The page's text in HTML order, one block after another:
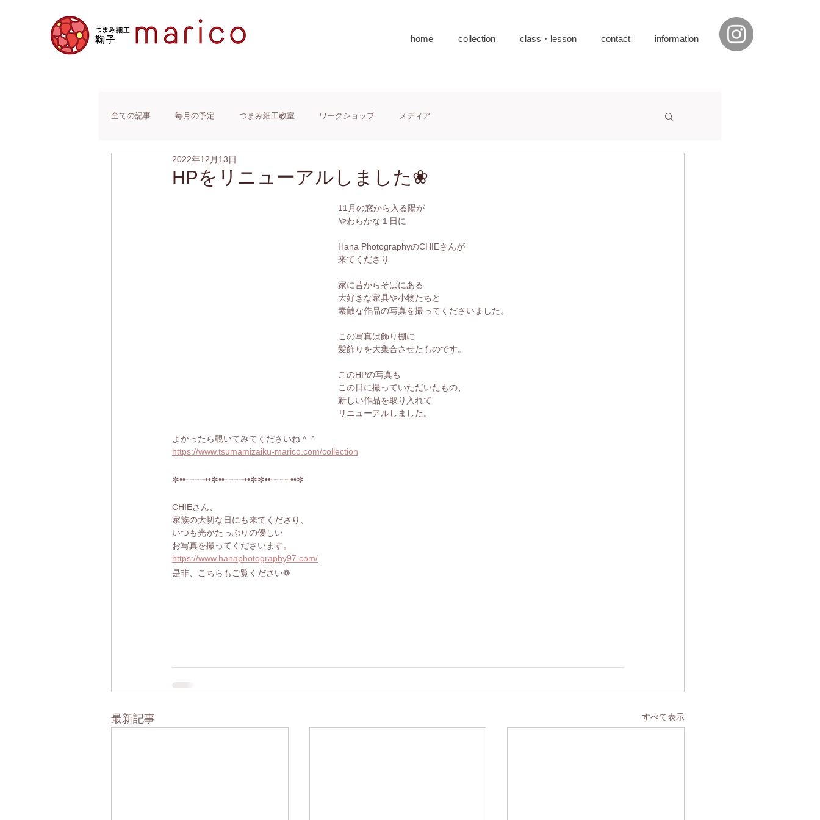
home collection class・lesson contact information
全ての記事 毎月の予定 つまみ細工教室 ワークショップ メディア
HPをリニューアルしました❀
2022年12月13日
11月の窓から入る陽が
やわらかな１日に
Hana PhotographyのCHIEさんが
来てくださり
家に昔からそばにある
大好きな家具や小物たちと
素敵な作品の写真を撮ってくださいました。
この写真は飾り棚に
髪飾りを大集合させたものです。
このHPの写真も
この日に撮っていただいたもの、
新しい作品を取り入れて
リニューアルしました。
よかったら覗いてみてくださいね＾＾
https://www.tsumamizaiku-marico.com/collection
✼••┈┈┈┈••✼••┈┈┈┈••✼✼••┈┈┈┈••✼
CHIEさん、
家族の大切な日にも来てくださり、
いつも光がたっぷりの優しい
お写真を撮ってくださいます。
https://www.hanaphotography97.com/
是非、こちらもご覧ください❁
最新記事 すべて表示